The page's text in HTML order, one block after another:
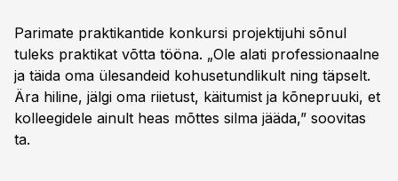
Parimate praktikantide konkursi projektijuhi sõnul
tuleks praktikat võtta tööna. „Ole alati professionaalne
ja täida oma ülesandeid kohusetundlikult ning täpselt.
Ära hiline, jälgi oma riietust, käitumist ja kõnepruuki, et
kolleegidele ainult heas mõttes silma jääda,” soovitas
ta.